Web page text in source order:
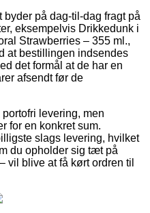
på dag-til-dag fragt på
eksempelvis Drikkedunk i
Strawberries – 355 ml.,
at bestillingen indsendes
det formål at de har en
afsendt før de
levering, men
for en konkret sum.
slags levering, hvilket
du opholder sig tæt på
vil blive at få kørt ordren til